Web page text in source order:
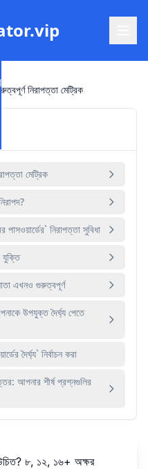
নিরাপত্তা মেট্রিক
মেট্রিক
নিরাপত্তা সুবিধা
যুক্তি
এখনও গুরুত্বপূর্ণ
উপযুক্ত দৈর্ঘ্য পেতে
দৈর্ঘ্য` নির্বাচন করা
আপনার শীর্ষ প্রশ্নগুলির
উচিত? ৮, ১২, ১৬+ অক্ষর